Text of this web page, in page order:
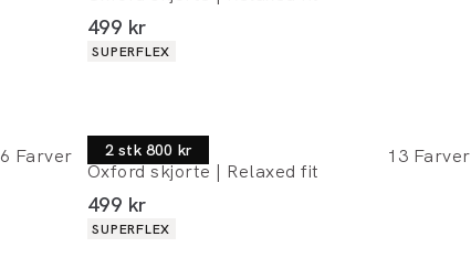
I alt (inkl. rabat)
499 kr
Produkt egenskaber
SUPERFLEX
6 Farver 2 stk 800 kr
Lindbergh
Oxford skjorte | Relaxed fit
13 Farver
I alt (inkl. rabat)
499 kr
Produkt egenskaber
SUPERFLEX